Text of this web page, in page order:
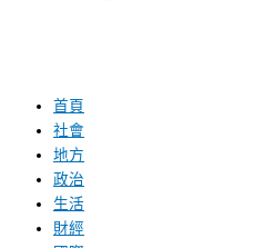
首頁
社會
地方
政治
生活
財經